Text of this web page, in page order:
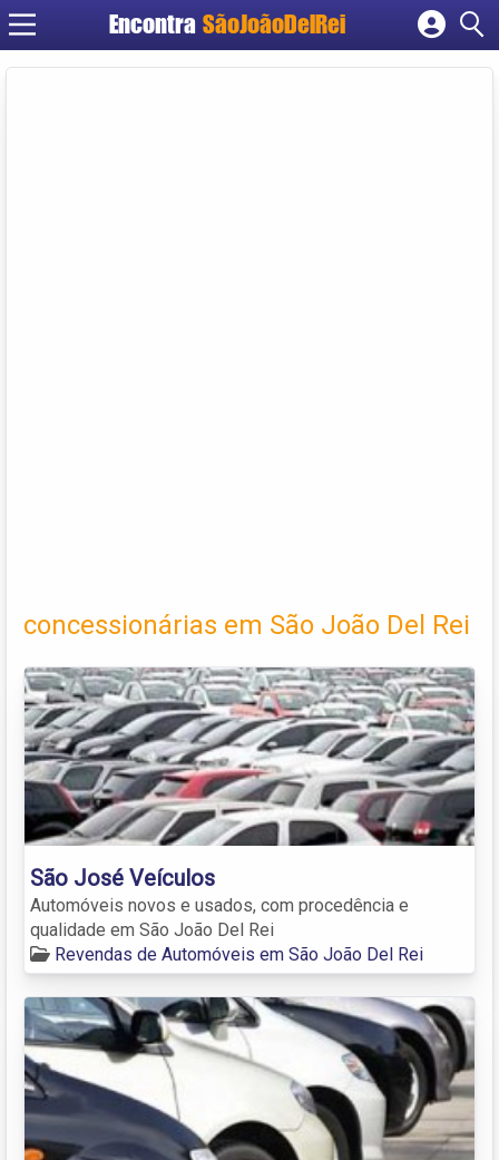
Encontra SãoJoãoDelRei
Cadastrar empresa
concessionárias em São João Del Rei
São José Veículos
Automóveis novos e usados, com procedência e
qualidade em São João Del Rei
Revendas de Automóveis em São João Del Rei